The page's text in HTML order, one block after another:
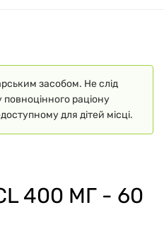
засобом. Не слід
раціону
для дітей місці.
400 МГ - 60